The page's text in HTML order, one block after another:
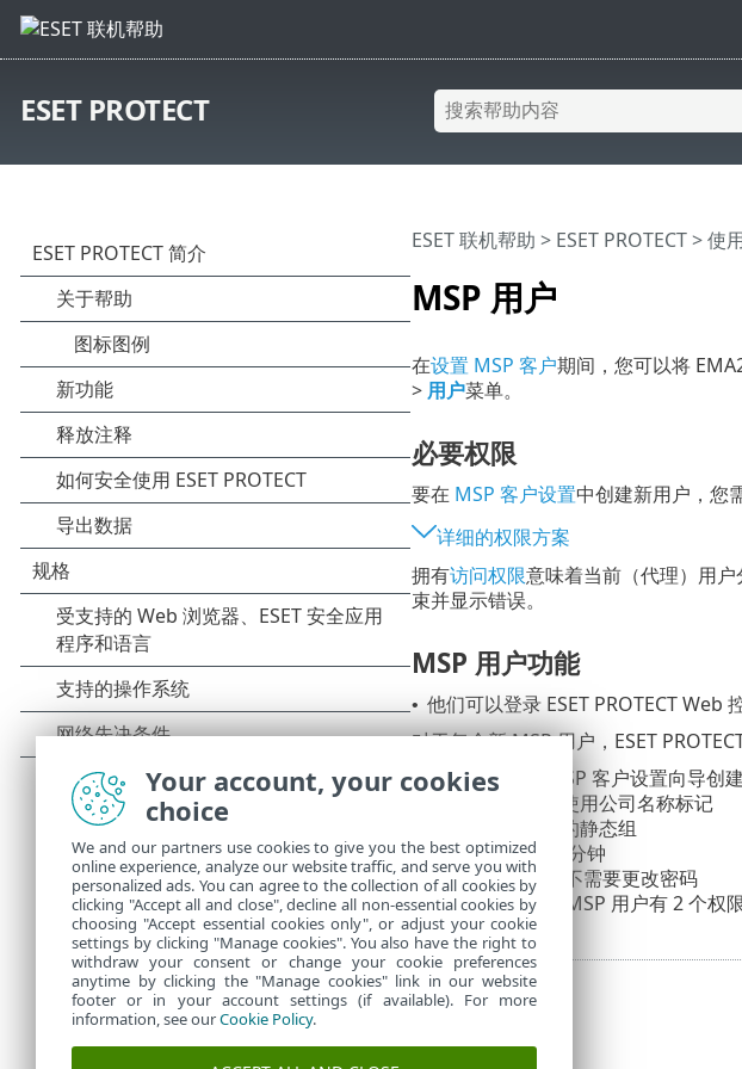
ESET PROTECT
MSP 用户
ESET 联机帮助 > ESET PROTECT>使
在设置 MSP 客户期间，您可以将
> 用户菜单。
必要权限
要在 MSP 客户设置中创建新用户，您
详细的权限方案
拥有访问权限意味着当前（代理）用
束并显示错误。
MSP 用户功能
• 他们可以登录 ESET PROTECT Web
对于每个新 MSP 用户，ESET
• 说明- 通过 MSP 客户设置向导创
- 该用户使用公司名称标记
- 公司的静态组
• 自动注销- 15 分钟
• 帐户已启用，不需要更改密码
• 权限集- 每个 MSP 用户有 2 个权
Your account, your cookies
choice
We and our partners use cookies to give you the best optimized
online experience, analyze our website traffic, and serve you with
personalized ads. You can agree to the collection of all cookies by
clicking "Accept all and close", decline all non-essential cookies by
choosing "Accept essential cookies only", or adjust your cookie
settings by clicking "Manage cookies". You also have the right to
withdraw your consent or change your cookie preferences
anytime by clicking the "Manage cookies" link in our website
footer or in your account settings (if available). For more
information, see ourCookie Policy.